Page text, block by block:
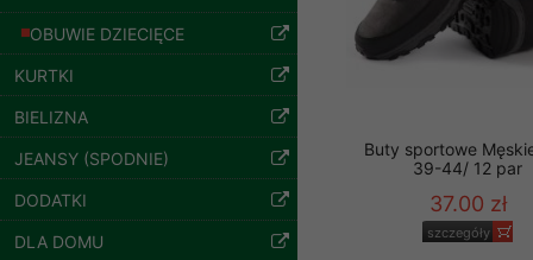
OBUWIE DZIECIĘCE
KURTKI
BIELIZNA
JEANSY (SPODNIE)
DODATKI
DLA DOMU
Spodnie damskie
jeansy Roz 25-30, 1
61.00 zł
Buty sportowe
39-44/ 12 par
37.00 zł
szczegóły
podejmowaniu
danych osobowych)
Polityka prywatności
Zapewniamy naszym